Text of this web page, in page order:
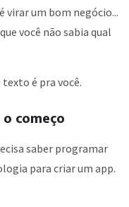
virar um bom negócio...
você não sabia qual
é pra você.
começo
saber programar
para criar um app.